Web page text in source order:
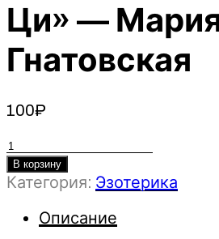
Ци» —
Гнатовская
100₽
Количество
товара
Персональный
Ба
В корзину
Категория: Эзотерика
Описание